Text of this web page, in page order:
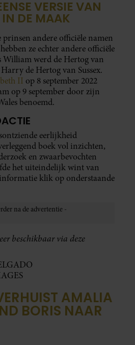
VERSIE VAN
DE MAAK
prinsen andere officiële namen
ze echter andere officiële
William werd de Hertog van
de Hertog van Sussex.
II op 8 september 2022
op 9 september door zijn
benoemd.
eerlijkheid
boek vol inzichten,
en zwaarbevochten
het uiteindelijk wint van
klik op onderstaande
beschikbaar via deze
AMALIA
BORIS NAAR